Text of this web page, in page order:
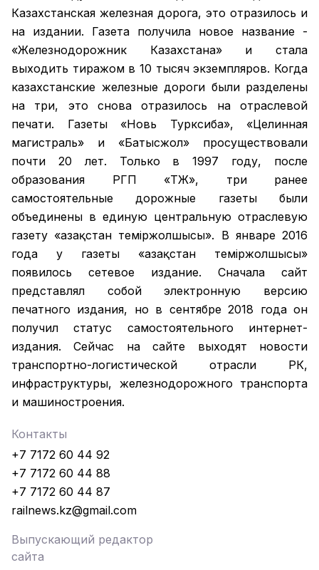
Казахстанская железная дорога, это отразилось и
на издании. Газета получила новое название -
«Железнодорожник Казахстана» и стала
выходить тиражом в 10 тысяч экземпляров. Когда
казахстанские железные дороги были разделены
на три, это снова отразилось на отраслевой
печати. Газеты «Новь Турксиба», «Целинная
магистраль» и «Батысжол» просуществовали
почти 20 лет. Только в 1997 году, после
образования РГП «ҚТЖ», три ранее
самостоятельные дорожные газеты были
объединены в единую центральную отраслевую
газету «Қазақстан темiржолшысы». В январе 2016
года у газеты «Қазақстан теміржолшысы»
появилось сетевое издание. Сначала сайт
представлял собой электронную версию
печатного издания, но в сентябре 2018 года он
получил статус самостоятельного интернет-
издания. Сейчас на сайте выходят новости
транспортно-логистической отрасли РК,
инфраструктуры, железнодорожного транспорта
и машиностроения.
Контакты
+7 7172 60 44 92
+7 7172 60 44 88
+7 7172 60 44 87
railnews.kz@gmail.com
Выпускающий редактор
сайта